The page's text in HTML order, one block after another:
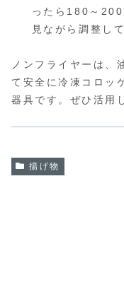
ったら180～
見ながら調整し
ノンフライヤーは、
て安全に冷凍コロッ
器具です。ぜひ活用
揚げ物